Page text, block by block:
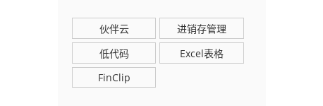
伙伴云
进销存管理
低代码
Excel表格
FinClip